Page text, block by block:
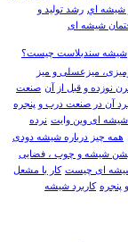
شيشه اي رشد تولید و
شیشه ای
شیشه سندبلاست چیست؟
میزعسلی و میز
نوزده و قبل از آن صنعت
شیشه ای وین وایت نرده
همه چیز درباره شیشه دودی
شیشه و چوب ، فضایی
ای چيست کار با مشعل
پنجره کاربرد شيشه